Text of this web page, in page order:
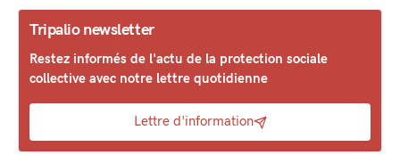
Tripalio newsletter
Restez informés de l'actu de la protection sociale
collective avec notre lettre quotidienne
Lettre d'information